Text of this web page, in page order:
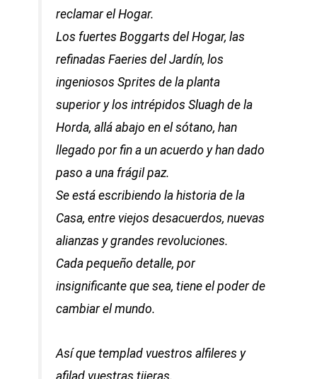
reclamar el Hogar.
Los fuertes Boggarts del Hogar, las
refinadas Faeries del Jardín, los
ingeniosos Sprites de la planta
superior y los intrépidos Sluagh de la
Horda, allá abajo en el sótano, han
llegado por fin a un acuerdo y han dado
paso a una frágil paz.
Se está escribiendo la historia de la
Casa, entre viejos desacuerdos, nuevas
alianzas y grandes revoluciones.
Cada pequeño detalle, por
insignificante que sea, tiene el poder de
cambiar el mundo.
Así que templad vuestros alfileres y